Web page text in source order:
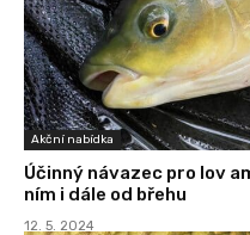
Akční nabídka
Účinný návazec pro lov
ním i dále od břehu
12. 5. 2024